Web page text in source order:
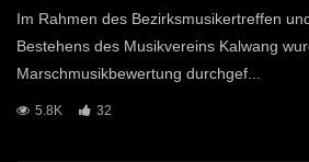
Im Rahmen des Bezirksmusikertreffen
Bestehens des Musikvereins Kalwang
Marschmusikbewertung durchgef...
5.8K 32